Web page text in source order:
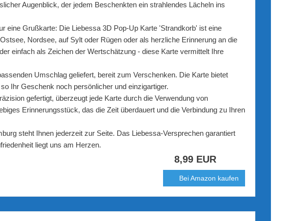
Augenblick, der jedem Beschenkten ein strahlendes Lächeln ins
Grußkarte: Die Liebessa 3D Pop-Up Karte 'Strandkorb' ist eine
Nordsee, auf Sylt oder Rügen oder als herzliche Erinnerung an die
einfach als Zeichen der Wertschätzung - diese Karte vermittelt Ihre
Umschlag geliefert, bereit zum Verschenken. Die Karte bietet
Ihr Geschenk noch persönlicher und einzigartiger.
gefertigt, überzeugt jede Karte durch die Verwendung von
Erinnerungsstück, das die Zeit überdauert und die Verbindung zu Ihren
steht Ihnen jederzeit zur Seite. Das Liebessa-Versprechen garantiert
liegt uns am Herzen.
8,99 EUR
Bei Amazon kaufen